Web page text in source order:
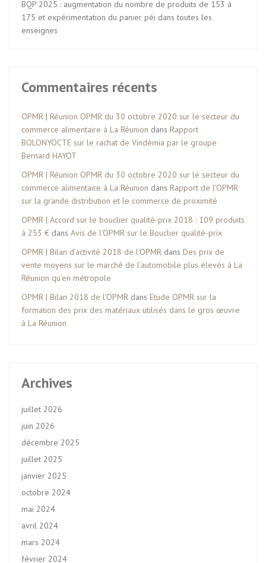
BQP 2025 : augmentation du nombre de produits de 153 à
175 et expérimentation du panier péi dans toutes les
enseignes
Commentaires récents
OPMR | Réunion OPMR du 30 octobre 2020 sur le secteur du
commerce alimentaire à La Réunion dans Rapport
BOLONYOCTE sur le rachat de Vindémia par le groupe
Bernard HAYOT
OPMR | Réunion OPMR du 30 octobre 2020 sur le secteur du
commerce alimentaire à La Réunion dans Rapport de l’OPMR
sur la grande distribution et le commerce de proximité
OPMR | Accord sur le bouclier qualité-prix 2018 : 109 produits
à 253 € dans Avis de l’OPMR sur le Bouclier qualité-prix
OPMR | Bilan d’activité 2018 de l’OPMR dans Des prix de
vente moyens sur le marché de l’automobile plus élevés à La
Réunion qu’en métropole
OPMR | Bilan 2018 de l’OPMR dans Etude OPMR sur la
formation des prix des matériaux utilisés dans le gros œuvre
à La Réunion
Archives
juillet 2026
juin 2026
décembre 2025
juillet 2025
janvier 2025
octobre 2024
mai 2024
avril 2024
mars 2024
février 2024